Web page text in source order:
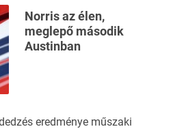
Norris az élen,
meglepő második
Austinban
eredménye műszaki